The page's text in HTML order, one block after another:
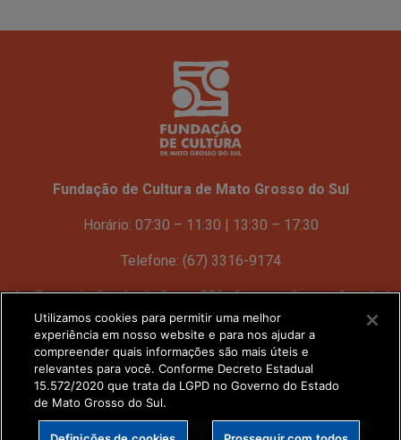
Fundação de Cultura de Mato Grosso do Sul
Horário: 07:30 – 11:30 | 13:30 – 17:30
Telefone: (67) 3316-9174
Av. Fernando Corrêa da Costa 559 Centro – Campo Grande |
MS
Ver no mapa
Utilizamos cookies para permitir uma melhor
experiência em nosso website e para nos ajudar a
compreender quais informações são mais úteis e
relevantes para você. Conforme Decreto Estadual
15.572/2020 que trata da LGPD no Governo do Estado
de Mato Grosso do Sul.